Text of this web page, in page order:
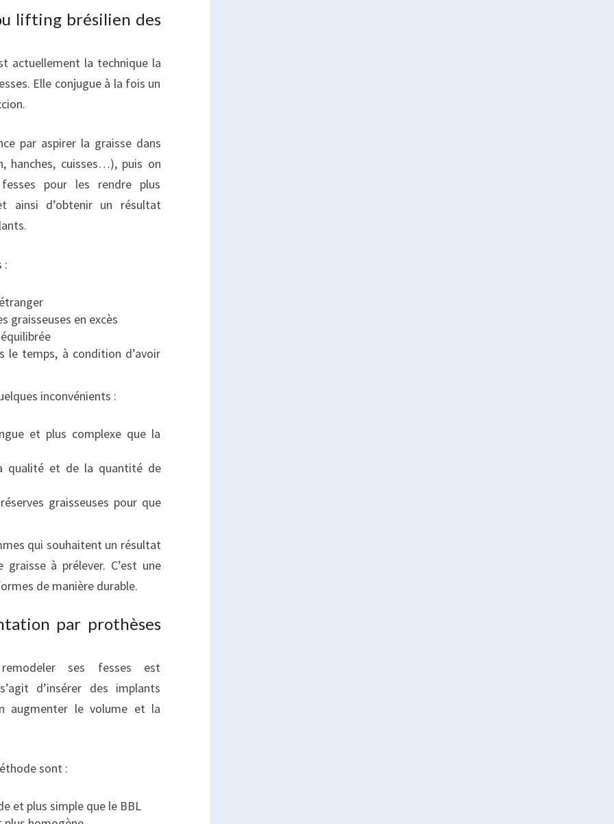
lifting brésilien des
actuellement la technique la
Elle conjugue à la fois un
par aspirer la graisse dans
hanches, cuisses…), puis on
pour les rendre plus
ainsi d’obtenir un résultat
:
graisseuses en excès
le temps, à condition d’avoir
inconvénients :
et plus complexe que la
qualité et de la quantité de
graisseuses pour que
qui souhaitent un résultat
à prélever. C’est une
de manière durable.
par prothèses
ses fesses est
d’insérer des implants
augmenter le volume et la
sont :
et plus simple que le BBL